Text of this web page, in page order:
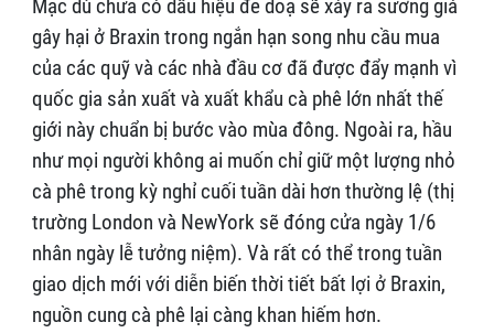
Mặc dù chưa có dấu hiệu đe doạ sẽ xảy ra sương giá
gây hại ở Braxin trong ngắn hạn song nhu cầu mua
của các quỹ và các nhà đầu cơ đã được đẩy mạnh vì
quốc gia sản xuất và xuất khẩu cà phê lớn nhất thế
giới này chuẩn bị bước vào mùa đông. Ngoài ra, hầu
như mọi người không ai muốn chỉ giữ một lượng nhỏ
cà phê trong kỳ nghỉ cuối tuần dài hơn thường lệ (thị
trường London và NewYork sẽ đóng cửa ngày 1/6
nhân ngày lễ tưởng niệm). Và rất có thể trong tuần
giao dịch mới với diễn biến thời tiết bất lợi ở Braxin,
nguồn cung cà phê lại càng khan hiếm hơn.